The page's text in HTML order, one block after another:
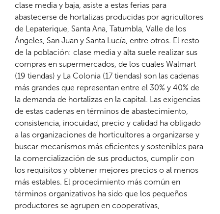
clase media y baja, asiste a estas ferias para
abastecerse de hortalizas producidas por agricultores
de Lepaterique, Santa Ana, Tatumbla, Valle de los
Ángeles, San Juan y Santa Lucía, entre otros. El resto
de la población: clase media y alta suele realizar sus
compras en supermercados, de los cuales Walmart
(19 tiendas) y La Colonia (17 tiendas) son las cadenas
más grandes que representan entre el 30% y 40% de
la demanda de hortalizas en la capital. Las exigencias
de estas cadenas en términos de abastecimiento,
consistencia, inocuidad, precio y calidad ha obligado
a las organizaciones de horticultores a organizarse y
buscar mecanismos más eficientes y sostenibles para
la comercialización de sus productos, cumplir con
los requisitos y obtener mejores precios o al menos
más estables. El procedimiento más común en
términos organizativos ha sido que los pequeños
productores se agrupen en cooperativas,